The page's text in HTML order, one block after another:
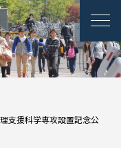
支援科学専攻設置記念公